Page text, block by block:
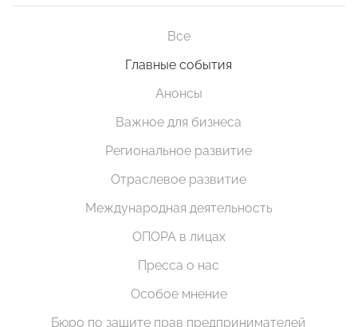
Все
Главные события
Анонсы
Важное для бизнеса
Региональное развитие
Отраслевое развитие
Международная деятельность
ОПОРА в лицах
Пресса о нас
Особое мнение
Бюро по защите прав предпринимателей